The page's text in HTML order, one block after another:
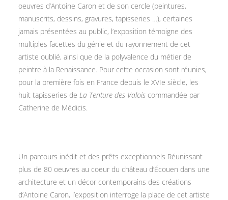
oeuvres d’Antoine Caron et de son cercle (peintures,
manuscrits, dessins, gravures, tapisseries …), certaines
jamais présentées au public, l’exposition témoigne des
multiples facettes du génie et du rayonnement de cet
artiste oublié, ainsi que de la polyvalence du métier de
peintre à la Renaissance. Pour cette occasion sont réunies,
pour la première fois en France depuis le XVIe siècle, les
huit tapisseries de La Tenture des Valois commandée par
Catherine de Médicis.
Un parcours inédit et des prêts exceptionnels Réunissant
plus de 80 oeuvres au coeur du château d’Écouen dans une
architecture et un décor contemporains des créations
d’Antoine Caron, l’exposition interroge la place de cet artiste